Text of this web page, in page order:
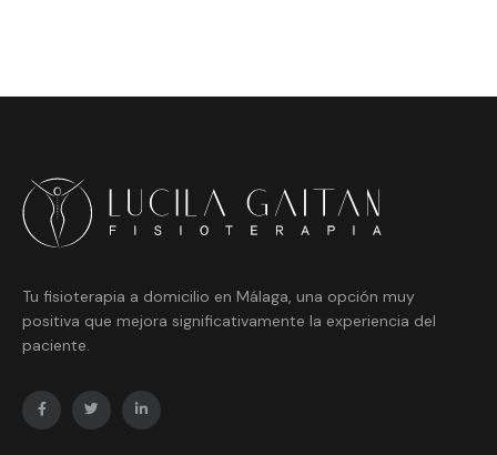
Tu fisioterapia a domicilio en Málaga, una opción muy
positiva que mejora significativamente la experiencia del
paciente.